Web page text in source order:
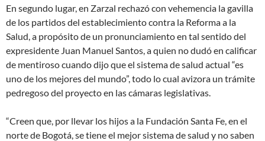
En segundo lugar, en Zarzal rechazó con vehemencia la gavilla
de los partidos del establecimiento contra la Reforma a la
Salud, a propósito de un pronunciamiento en tal sentido del
expresidente Juan Manuel Santos, a quien no dudó en calificar
de mentiroso cuando dijo que el sistema de salud actual “es
uno de los mejores del mundo”, todo lo cual avizora un trámite
pedregoso del proyecto en las cámaras legislativas.
“Creen que, por llevar los hijos a la Fundación Santa Fe, en el
norte de Bogotá, se tiene el mejor sistema de salud y no saben